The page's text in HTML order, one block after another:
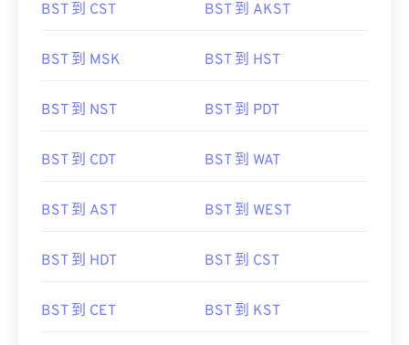
BST 到 CST BST 到 AKST
BST 到 MSK BST 到 HST
BST 到 NST BST 到 PDT
BST 到 CDT BST 到 WAT
BST 到 AST BST 到 WEST
BST 到 HDT BST 到 CST
BST 到 CET BST 到 KST